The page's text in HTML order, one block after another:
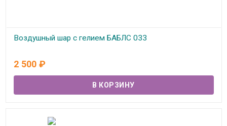
Воздушный шар с гелием БАБЛС 033
2 500 ₽